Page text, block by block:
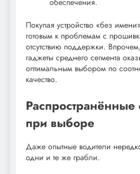
обеспечения.
Покупая устройство «без
готовым к проблемам с
отсутствию поддержки.
гаджеты среднего сегмента
оптимальным выбором по
качество.
при выборе
Даже опытные водители
одни и те же грабли.